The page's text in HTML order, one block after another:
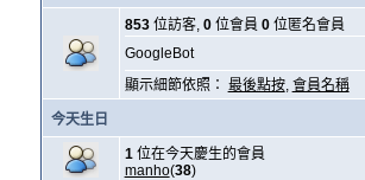
853位訪客, 0位會員 0位匿名會員
GoogleBot
顯示細節依照： 最後點按, 會員名稱
今天生日
1位在今天慶生的會員
manho(38)